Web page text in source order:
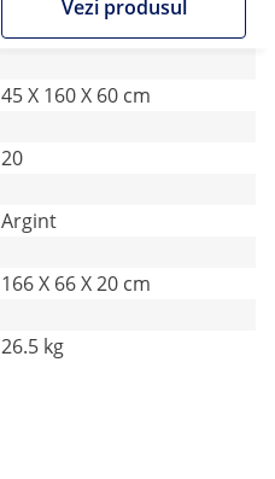
Vezi produsul
45 X 160 X 60 cm
20
Argint
166 X 66 X 20 cm
26.5 kg